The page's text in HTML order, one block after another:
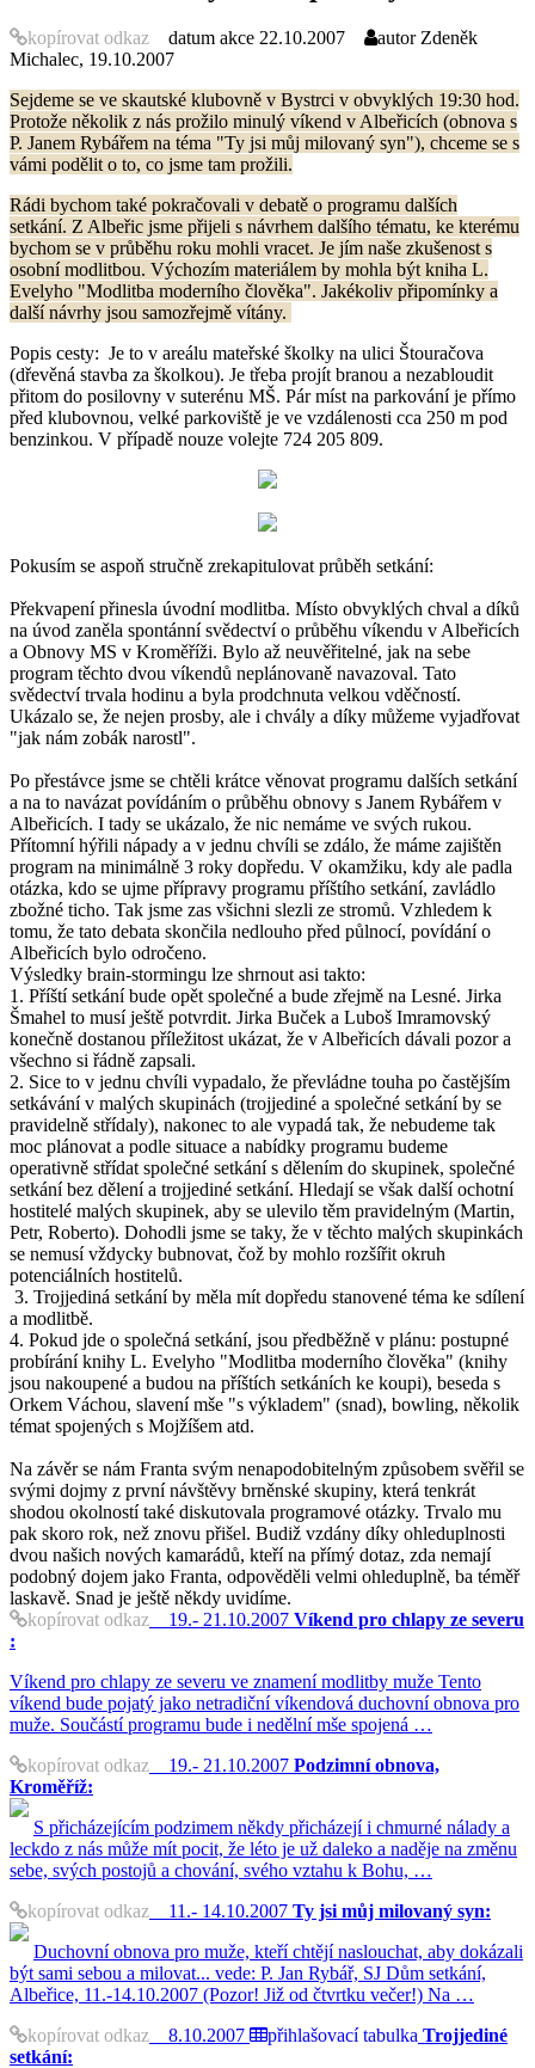
kopírovat odkaz datum akce 22.10.2007 autorZdeněk
Michalec, 19.10.2007
Sejdeme se ve skautské klubovně v Bystrci v obvyklých 19:30 hod.
Protože několik z nás prožilo minulý víkend v Albeřicích (obnova s
P. Janem Rybářem na téma "Ty jsi můj milovaný syn"), chceme se s
vámi podělit o to, co jsme tam prožili.
Rádi bychom také pokračovali v debatě o programu dalších
setkání. Z Albeřic jsme přijeli s návrhem dalšího tématu, ke kterému
bychom se v průběhu roku mohli vracet. Je jím naše zkušenost s
osobní modlitbou. Výchozím materiálem by mohla být kniha L.
Evelyho "Modlitba moderního člověka". Jakékoliv připomínky a
další návrhy jsou samozřejmě vítány.
Popis cesty: Je to v areálu mateřské školky na ulici Štouračova
(dřevěná stavba za školkou). Je třeba projít branou a nezabloudit
přitom do posilovny v suterénu MŠ. Pár míst na parkování je přímo
před klubovnou, velké parkoviště je ve vzdálenosti cca 250 m pod
benzinkou. V případě nouze volejte 724 205 809.
Pokusím se aspoň stručně zrekapitulovat průběh setkání:
Překvapení přinesla úvodní modlitba. Místo obvyklých chval a díků
na úvod zaněla spontánní svědectví o průběhu víkendu v Albeřicích
a Obnovy MS v Kroměříži. Bylo až neuvěřitelné, jak na sebe
program těchto dvou víkendů neplánovaně navazoval. Tato
svědectví trvala hodinu a byla prodchnuta velkou vděčností.
Ukázalo se, že nejen prosby, ale i chvály a díky můžeme vyjadřovat
"jak nám zobák narostl".
Po přestávce jsme se chtěli krátce věnovat programu dalších setkání
a na to navázat povídáním o průběhu obnovy s Janem Rybářem v
Albeřicích. I tady se ukázalo, že nic nemáme ve svých rukou.
Přítomní hýřili nápady a v jednu chvíli se zdálo, že máme zajištěn
program na minimálně 3 roky dopředu. V okamžiku, kdy ale padla
otázka, kdo se ujme přípravy programu příštího setkání, zavládlo
zbožné ticho. Tak jsme zas všichni slezli ze stromů. Vzhledem k
tomu, že tato debata skončila nedlouho před půlnocí, povídání o
Albeřicích bylo odročeno.
Výsledky brain-stormingu lze shrnout asi takto:
1. Příští setkání bude opět společné a bude zřejmě na Lesné. Jirka
Šmahel to musí ještě potvrdit. Jirka Buček a Luboš Imramovský
konečně dostanou příležitost ukázat, že v Albeřicích dávali pozor a
všechno si řádně zapsali.
2. Sice to v jednu chvíli vypadalo, že převládne touha po častějším
setkávání v malých skupinách (trojjediné a společné setkání by se
pravidelně střídaly), nakonec to ale vypadá tak, že nebudeme tak
moc plánovat a podle situace a nabídky programu budeme
operativně střídat společné setkání s dělením do skupinek, společné
setkání bez dělení a trojjediné setkání. Hledají se však další ochotní
hostitelé malých skupinek, aby se ulevilo těm pravidelným (Martin,
Petr, Roberto). Dohodli jsme se taky, že v těchto malých skupinkách
se nemusí vždycky bubnovat, čož by mohlo rozšířit okruh
potenciálních hostitelů.
3. Trojjediná setkání by měla mít dopředu stanovené téma ke sdílení
a modlitbě.
4. Pokud jde o společná setkání, jsou předběžně v plánu: postupné
probírání knihy L. Evelyho "Modlitba moderního člověka" (knihy
jsou nakoupené a budou na příštích setkáních ke koupi), beseda s
Orkem Váchou, slavení mše "s výkladem" (snad), bowling, několik
témat spojených s Mojžíšem atd.
Na závěr se nám Franta svým nenapodobitelným způsobem svěřil se
svými dojmy z první návštěvy brněnské skupiny, která tenkrát
shodou okolností také diskutovala programové otázky. Trvalo mu
pak skoro rok, než znovu přišel. Budiž vzdány díky ohleduplnosti
dvou našich nových kamarádů, kteří na přímý dotaz, zda nemají
podobný dojem jako Franta, odpověděli velmi ohleduplně, ba téměř
laskavě. Snad je ještě někdy uvidíme.
kopírovat odkaz 19.- 21.10.2007 Víkend pro chlapy ze severu
:
Víkend pro chlapy ze severu ve znamení modlitby muže Tento
víkend bude pojatý jako netradiční víkendová duchovní obnova pro
muže. Součástí programu bude i nedělní mše spojená …
kopírovat odkaz 19.- 21.10.2007 Podzimní obnova,
Kroměříž:
S přicházejícím podzimem někdy přicházejí i chmurné nálady a
leckdo z nás může mít pocit, že léto je už daleko a naděje na změnu
sebe, svých postojů a chování, svého vztahu k Bohu, …
kopírovat odkaz 11.- 14.10.2007 Ty jsi můj milovaný syn:
Duchovní obnova pro muže, kteří chtějí naslouchat, aby dokázali
být sami sebou a milovat... vede: P. Jan Rybář, SJ Dům setkání,
Albeřice, 11.-14.10.2007 (Pozor! Již od čtvrtku večer!) Na …
kopírovat odkaz 8.10.2007 přihlašovací tabulka Trojjediné
setkání: